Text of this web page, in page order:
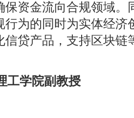
保资金流向合规领域。
行为的同时为实体经济
信贷产品，支持区块链
学院副教授